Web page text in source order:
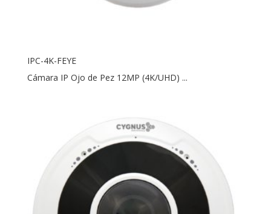
IPC-4K-FEYE
Cámara IP Ojo de Pez 12MP (4K/UHD) ...